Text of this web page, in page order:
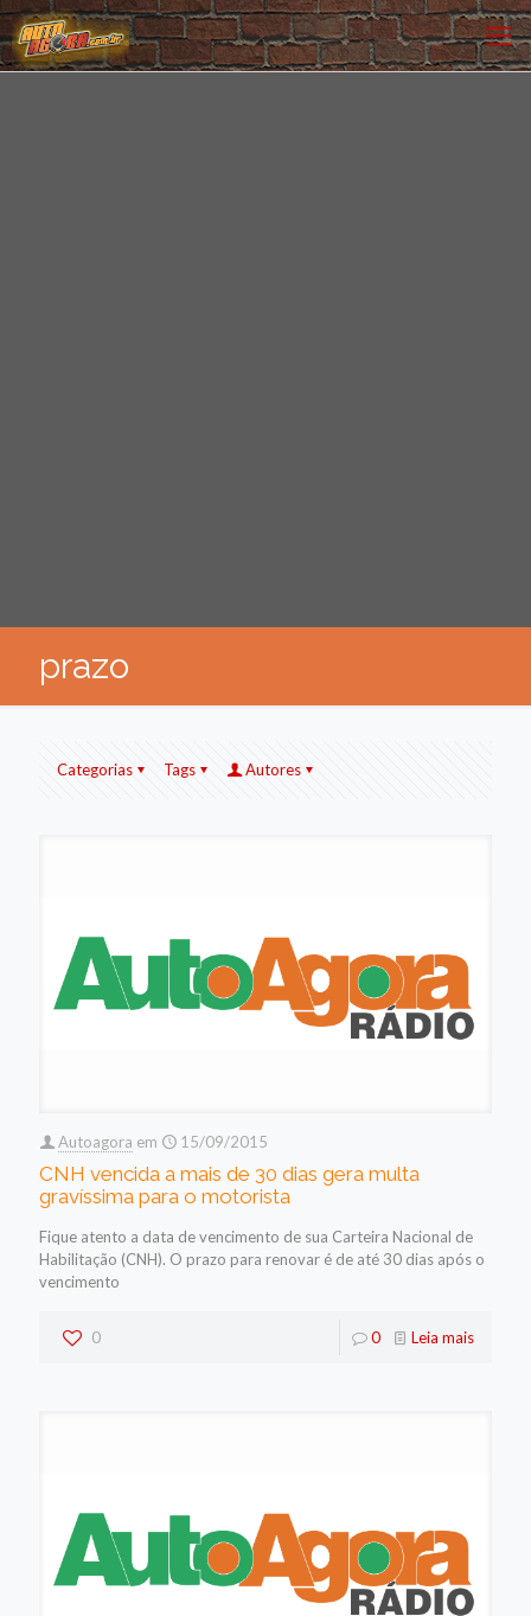
prazo
Categorias Tags Autores
Autoagora em 15/09/2015
CNH vencida a mais de 30 dias gera multa
gravíssima para o motorista
Fique atento a data de vencimento de sua Carteira Nacional de
Habilitação (CNH). O prazo para renovar é de até 30 dias após o
vencimento
0 0 Leia mais